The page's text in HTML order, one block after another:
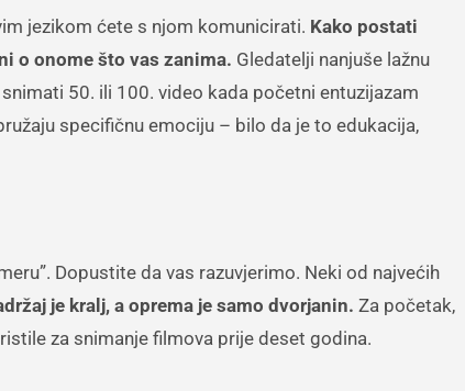
jezikom ćete s njom komunicirati. Kako postati
o onome što vas zanima. Gledatelji nanjuše lažnu
50. ili 100. video kada početni entuzijazam
specifičnu emociju – bilo da je to edukacija,
Dopustite da vas razuvjerimo. Neki od najvećih
je kralj, a oprema je samo dvorjanin. Za početak,
za snimanje filmova prije deset godina.